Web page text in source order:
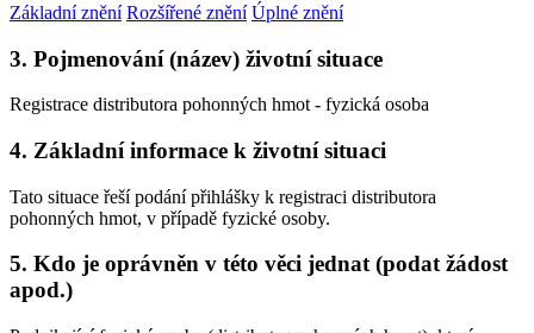
Základní znění Rozšířené znění Úplné znění
3. Pojmenování (název) životní situace
Registrace distributora pohonných hmot - fyzická osoba
4. Základní informace k životní situaci
Tato situace řeší podání přihlášky k registraci distributora
pohonných hmot, v případě fyzické osoby.
5. Kdo je oprávněn v této věci jednat (podat žádost
apod.)